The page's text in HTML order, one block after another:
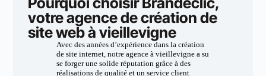
votre agence de création de
site web à vieillevigne
Avec des années d’expérience dans la création
de site internet, notre agence à vieillevigne a su
se forger une solide réputation grâce à des
réalisations de qualité et un service client